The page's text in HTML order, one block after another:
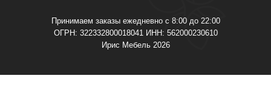
Принимаем заказы ежедневно с 8:00 до 22:00
ОГРН: 322332800018041 ИНН: 562000230610
Ирис Мебель 2026